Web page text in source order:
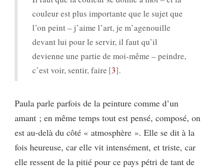
couleur est plus importante que le sujet que
l’on peint – j’aime l’art, je m’agenouille
devant lui pour le servir, il faut qu’il
devienne une partie de moi-même – peindre,
c’est voir, sentir, faire 3 .
Paula parle parfois de la peinture comme d’un
amant ; en même temps tout est pensé, composé, on
est au-delà du côté « atmosphère ». Elle se dit à la
fois heureuse, car elle vit intensément, et triste, car
elle ressent de la pitié pour ce pays pétri de tant de